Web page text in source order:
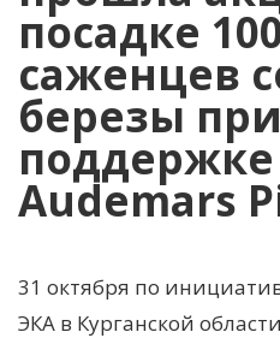
посадке
саженцев
березы при
Audemars
31 октября по
ЭКА в Курганской